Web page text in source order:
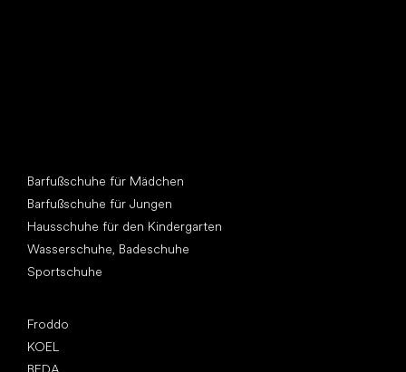
Barfußschuhe für Mädchen
Barfußschuhe für Jungen
Hausschuhe für den Kindergarten
Wasserschuhe, Badeschuhe
Sportschuhe
Froddo
KOEL